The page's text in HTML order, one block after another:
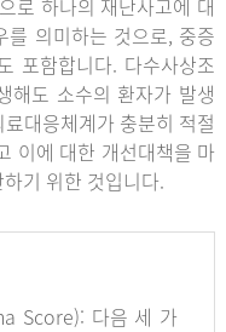
로 하나의 재난사고에 대
의미하는 것으로, 중증
포함합니다. 다수사상조
해도 소수의 환자가 발생
대응체계가 충분히 적절
이에 대한 개선대책을 마
기 위한 것입니다.
Score): 다음 세 가